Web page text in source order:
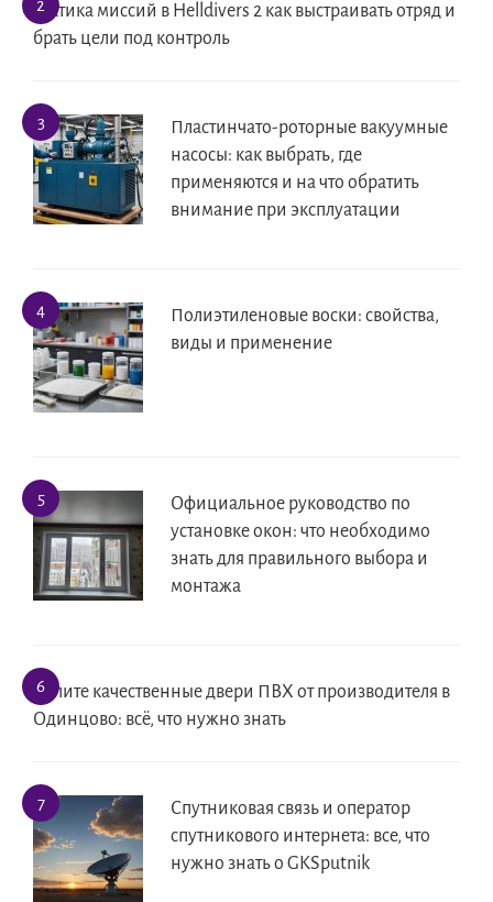
Тактика миссий в Helldivers 2 как выстраивать отряд и
брать цели под контроль
Пластинчато-роторные вакуумные
насосы: как выбрать, где
применяются и на что обратить
внимание при эксплуатации
Полиэтиленовые воски: свойства,
виды и применение
Официальное руководство по
установке окон: что необходимо
знать для правильного выбора и
монтажа
Купите качественные двери ПВХ от производителя в
Одинцово: всё, что нужно знать
Спутниковая связь и оператор
спутникового интернета: все, что
нужно знать о GKSputnik